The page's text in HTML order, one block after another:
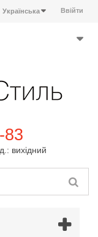
Ввійти
Українська
83
вихідний